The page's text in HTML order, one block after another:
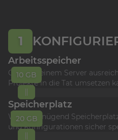
1
Arbeitsspeicher
Gönne Deinem Server
Projekte in die Tat umsetzen
10 GB
Speicherplatz
Wähle genügend
und Konfigurationen sicher
20 GB